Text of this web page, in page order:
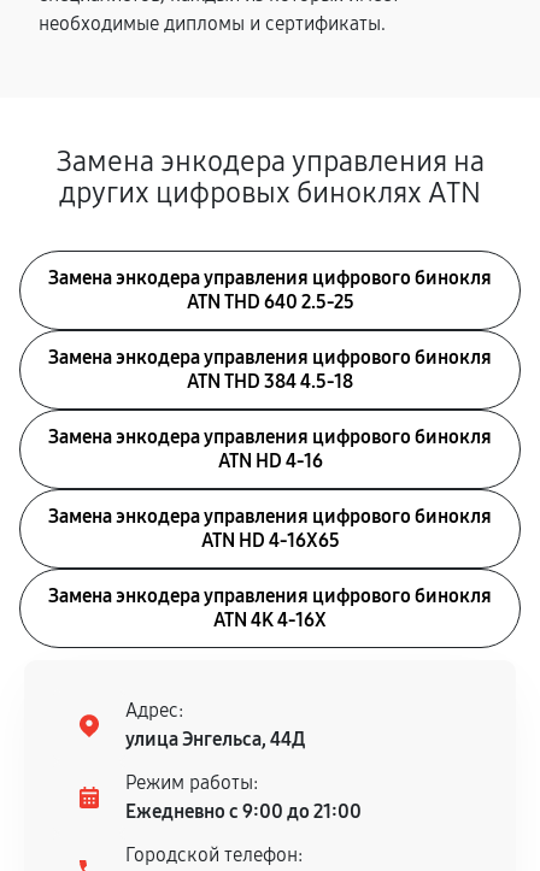
необходимые дипломы и сертификаты.
Замена энкодера управления на
других цифровых биноклях ATN
Замена энкодера управления цифрового бинокля
ATN THD 640 2.5-25
Замена энкодера управления цифрового бинокля
ATN THD 384 4.5-18
Замена энкодера управления цифрового бинокля
ATN HD 4-16
Замена энкодера управления цифрового бинокля
ATN HD 4-16X65
Замена энкодера управления цифрового бинокля
ATN 4K 4-16X
Адрес:
улица Энгельса, 44Д
Режим работы:
Ежедневно с 9:00 до 21:00
Городской телефон: